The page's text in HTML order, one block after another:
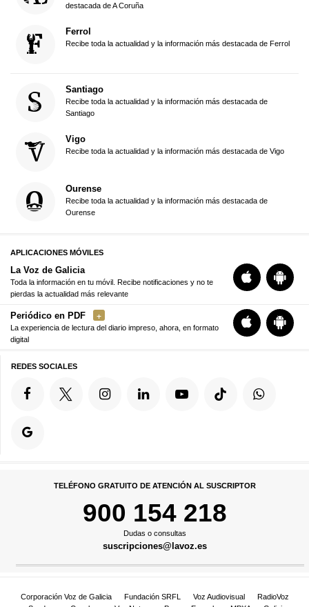
destacada de A Coruña
Ferrol
Recibe toda la actualidad y la información más destacada de Ferrol
Santiago
Recibe toda la actualidad y la información más destacada de
Santiago
Vigo
Recibe toda la actualidad y la información más destacada de Vigo
Ourense
Recibe toda la actualidad y la información más destacada de
Ourense
APLICACIONES MÓVILES
La Voz de Galicia
Toda la información en tu móvil. Recibe notificaciones y no te
pierdas la actualidad más relevante
Periódico en PDF
La experiencia de lectura del diario impreso, ahora, en formato
digital
REDES SOCIALES
TELÉFONO GRATUITO DE ATENCIÓN AL SUSCRIPTOR
900 154 218
Dudas o consultas
suscripciones@lavoz.es
Corporación Voz de Galicia Fundación SRFL Voz Audiovisual
RadioVoz